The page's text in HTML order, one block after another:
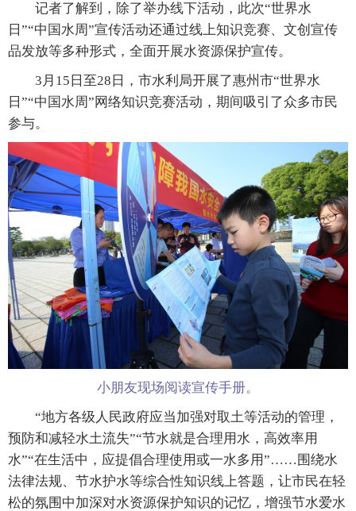
记者了解到，除了举办线下活动，此次“世界水
日”“中国水周”宣传活动还通过线上知识竞赛、文创宣传
品发放等多种形式，全面开展水资源保护宣传。
3月15日至28日，市水利局开展了惠州市“世界水
日”“中国水周”网络知识竞赛活动，期间吸引了众多市民
参与。
小朋友现场阅读宣传手册。
“地方各级人民政府应当加强对取土等活动的管理，
预防和减轻水土流失”“节水就是合理用水，高效率用
水”“在生活中，应提倡合理使用或一水多用”……围绕水
法律法规、节水护水等综合性知识线上答题，让市民在轻
松的氛围中加深对水资源保护知识的记忆，增强节水爱水